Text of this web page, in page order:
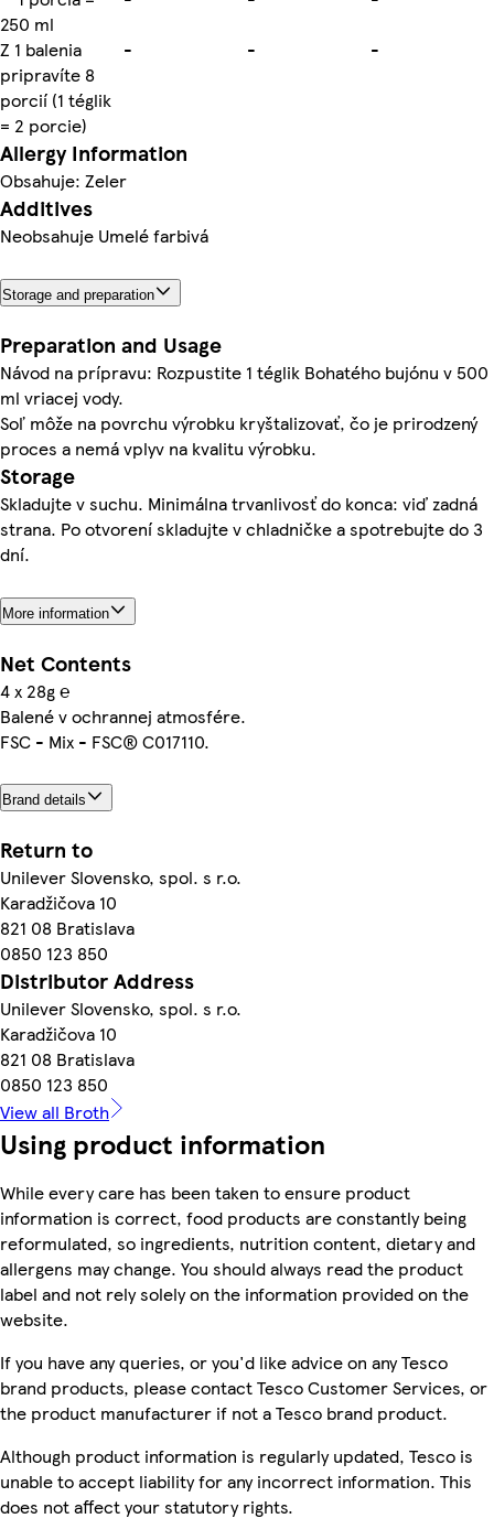
250 ml
Z 1 balenia
pripravíte 8
porcií (1 téglik
= 2 porcie)
- - -
Allergy Information
Obsahuje: Zeler
Additives
Neobsahuje Umelé farbivá
Storage and preparation
Preparation and Usage
Návod na prípravu: Rozpustite 1 téglik Bohatého bujónu v 500
ml vriacej vody.
Soľ môže na povrchu výrobku kryštalizovať, čo je prirodzený
proces a nemá vplyv na kvalitu výrobku.
Storage
Skladujte v suchu. Minimálna trvanlivosť do konca: viď zadná
strana. Po otvorení skladujte v chladničke a spotrebujte do 3
dní.
More information
Net Contents
4 x 28g ℮
Balené v ochrannej atmosfére.
FSC - Mix - FSC® C017110.
Brand details
Return to
Unilever Slovensko, spol. s r.o.
Karadžičova 10
821 08 Bratislava
0850 123 850
Distributor Address
Unilever Slovensko, spol. s r.o.
Karadžičova 10
821 08 Bratislava
0850 123 850
View all Broth
Using product information
While every care has been taken to ensure product
information is correct, food products are constantly being
reformulated, so ingredients, nutrition content, dietary and
allergens may change. You should always read the product
label and not rely solely on the information provided on the
website.
If you have any queries, or you'd like advice on any Tesco
brand products, please contact Tesco Customer Services, or
the product manufacturer if not a Tesco brand product.
Although product information is regularly updated, Tesco is
unable to accept liability for any incorrect information. This
does not affect your statutory rights.